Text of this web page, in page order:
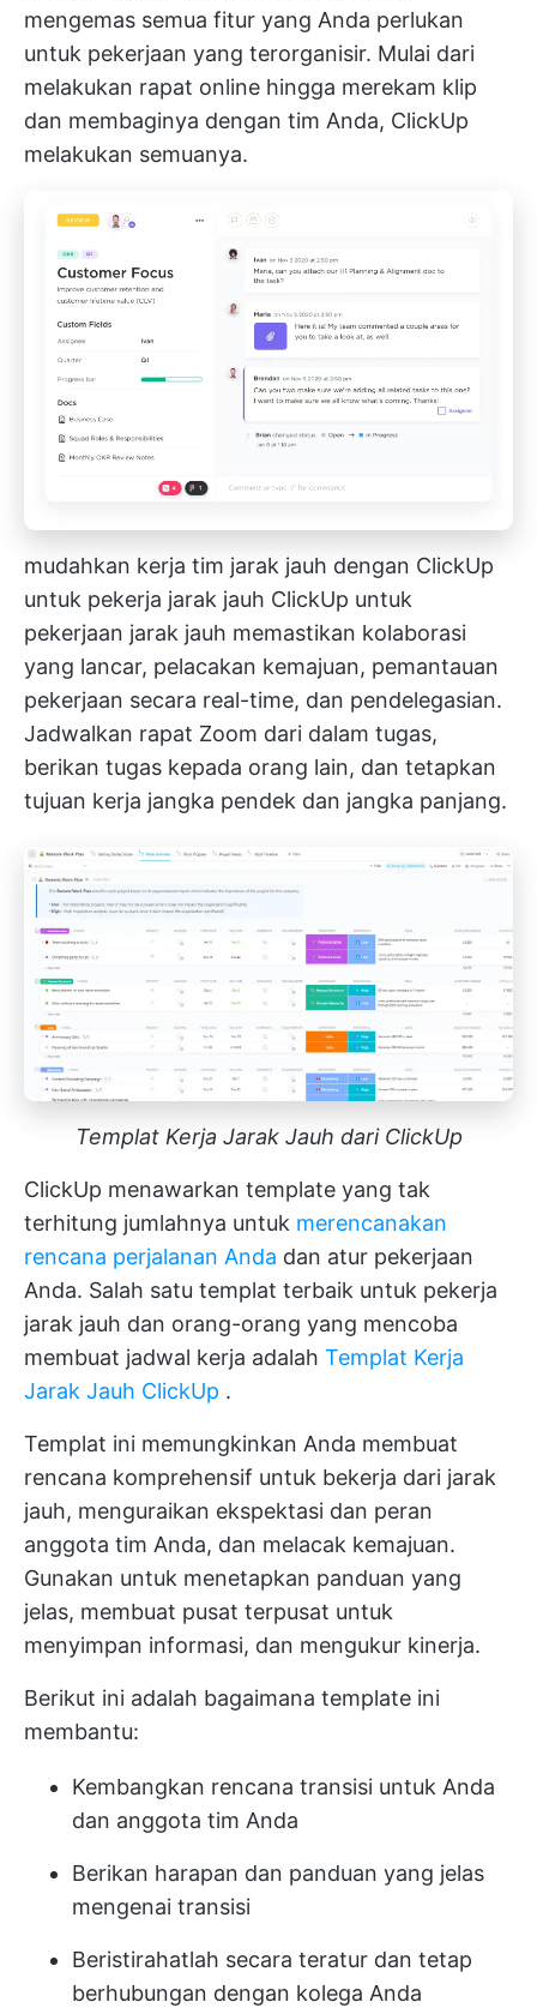
mengemas semua fitur yang Anda perlukan
untuk pekerjaan yang terorganisir. Mulai dari
melakukan rapat online hingga merekam klip
dan membaginya dengan tim Anda, ClickUp
melakukan semuanya.
mudahkan kerja tim jarak jauh dengan ClickUp
untuk pekerja jarak jauh ClickUp untuk
pekerjaan jarak jauh memastikan kolaborasi
yang lancar, pelacakan kemajuan, pemantauan
pekerjaan secara real-time, dan pendelegasian.
Jadwalkan rapat Zoom dari dalam tugas,
berikan tugas kepada orang lain, dan tetapkan
tujuan kerja jangka pendek dan jangka panjang.
Templat Kerja Jarak Jauh dari ClickUp
ClickUp menawarkan template yang tak
terhitung jumlahnya untuk merencanakan
rencana perjalanan Anda dan atur pekerjaan
Anda. Salah satu templat terbaik untuk pekerja
jarak jauh dan orang-orang yang mencoba
membuat jadwal kerja adalah Templat Kerja
Jarak Jauh ClickUp .
Templat ini memungkinkan Anda membuat
rencana komprehensif untuk bekerja dari jarak
jauh, menguraikan ekspektasi dan peran
anggota tim Anda, dan melacak kemajuan.
Gunakan untuk menetapkan panduan yang
jelas, membuat pusat terpusat untuk
menyimpan informasi, dan mengukur kinerja.
Berikut ini adalah bagaimana template ini
membantu:
Kembangkan rencana transisi untuk Anda
dan anggota tim Anda
Berikan harapan dan panduan yang jelas
mengenai transisi
Beristirahatlah secara teratur dan tetap
berhubungan dengan kolega Anda